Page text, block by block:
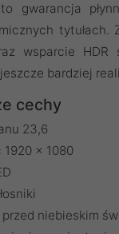
gwarancja
tytułach.
wsparcie HDR
bardziej
cechy
23,6
x 1080
niebieskim